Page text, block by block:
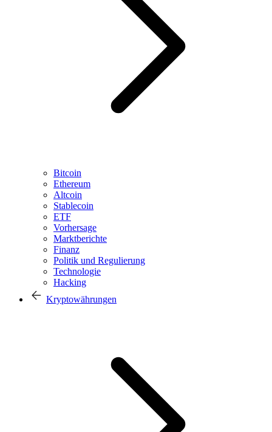
Bitcoin
Ethereum
Altcoin
Stablecoin
ETF
Vorhersage
Marktberichte
Finanz
Politik und Regulierung
Technologie
Hacking
Kryptowährungen